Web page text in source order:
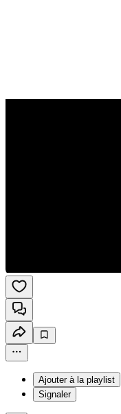
Ajouter à la playlist
Signaler